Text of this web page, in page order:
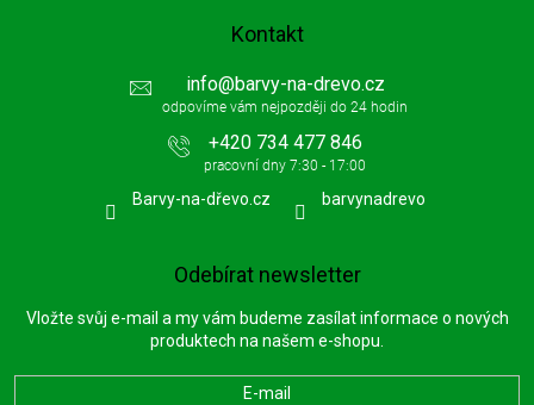
Kontakt
info@barvy-na-drevo.cz
+420 734 477 846
Barvy-na-dřevo.cz barvynadrevo
Odebírat newsletter
Vložte svůj e-mail a my vám budeme zasílat informace o nových
produktech na našem e-shopu.
E-mail